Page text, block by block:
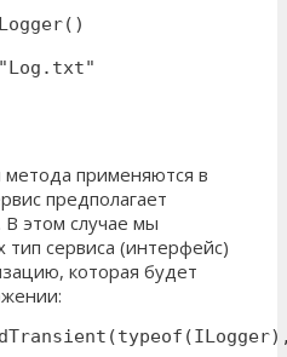
применяются в
предполагает
этом случае мы
тип сервиса (интерфейс)
которая будет